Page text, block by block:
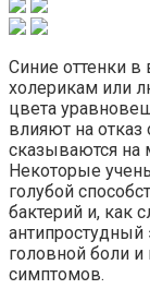
Синие оттенки в
холерикам или
цвета
влияют на
сказываются на
Некоторые
голубой
бактерий и, как
головной боли
симптомов.